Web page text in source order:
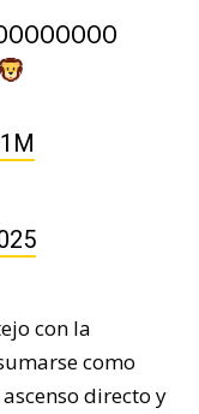
con la
como
directo y